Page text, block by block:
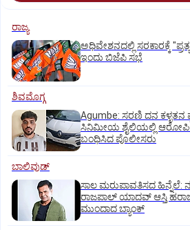
ರಾಜ್ಯ
ಅಧಿವೇಶನದಲ್ಲಿ ಸರಕಾರಕ್ಕೆ
ಇಂದು ಬಿಜೆಪಿ ಸಭೆ
ಶಿವಮೊಗ್ಗ
Agumbe: ಸರಣಿ ದನ ಕಳ್ಳತನ
ಸಿನಿಮೀಯ ಶೈಲಿಯಲ್ಲಿ
ಬಂಧಿಸಿದ ಪೊಲೀಸರು
ಬಾಲಿವುಡ್‌
ಸಾಲ ಮರುಪಾವತಿಸದ ಹಿನ್ನೆಲೆ:
ರಾಜಪಾಲ್ ಯಾದವ್‌ ಆಸ್ತಿ
ಮುಂದಾದ ಬ್ಯಾಂಕ್